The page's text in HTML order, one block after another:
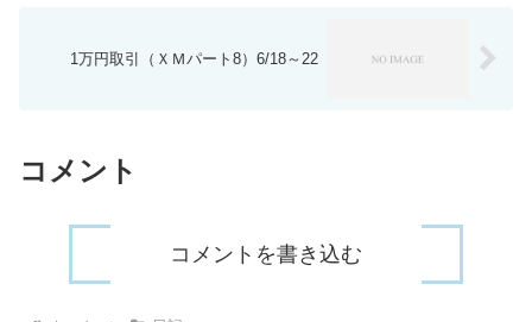
1万円取引（ＸＭパート8）6/18～22
コメント
コメントを書き込む